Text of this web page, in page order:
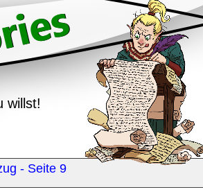
willst!
- Seite 9